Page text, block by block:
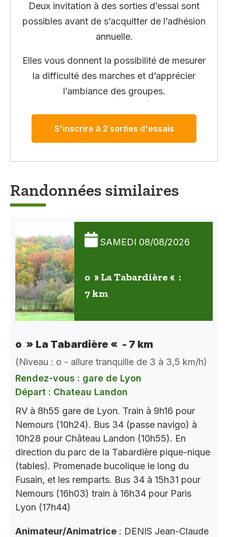
Deux invitation à des sorties d’essai sont
possibles avant de s’acquitter de l’adhésion
annuelle.
Elles vous donnent la possibilité de mesurer
la difficulté des marches et d’apprécier
l’ambiance des groupes.
S'inscrire à 2 sorties d'essais
Randonnées similaires
SAMEDI 08/08/2026
o » La Tabardière « :
7 km
o » La Tabardière « - 7 km
(Niveau : o - allure tranquille de 3 à 3,5 km/h)
Rendez-vous : gare de Lyon
Départ : Chateau Landon
RV à 8h55 gare de Lyon. Train à 9h16 pour
Nemours (10h24). Bus 34 (passe navigo) à
10h28 pour Château Landon (10h55). En
direction du parc de la Tabardière pique-nique
(tables). Promenade bucolique le long du
Fusain, et les remparts. Bus 34 à 15h31 pour
Nemours (16h03) train à 16h34 pour Paris
Lyon (17h44)
Animateur/Animatrice : DENIS Jean-Claude